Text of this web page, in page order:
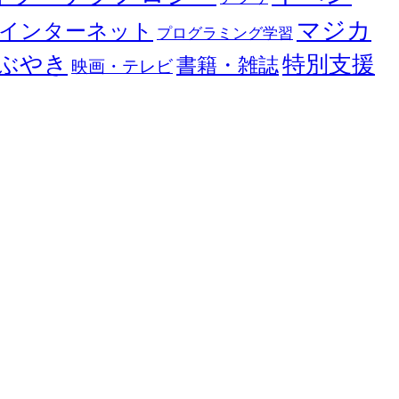
ンターネット プログラミング学習 マジカ
やき 映画・テレビ書籍・雑誌特別支援